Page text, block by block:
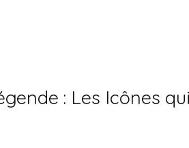
: Les Icônes